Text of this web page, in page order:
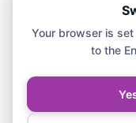
Abychom zajistili co
soubory cookie, k
zařízení. Souhlas s
zpracovávat údaje, jako
39,500€
Your browser is
to the